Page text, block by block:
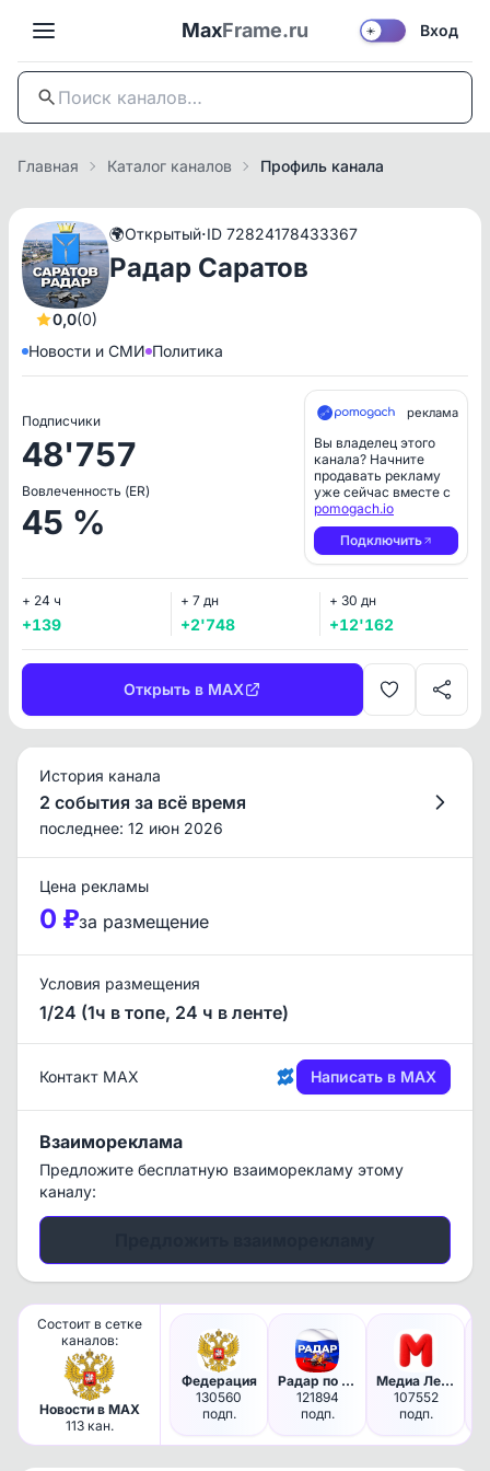
MaxFrame.ru ☀️ Вход
Главная Каталог каналов Профиль канала
0,0(0)
🌍Открытый·ID 72824178433367
Радар Саратов
Новости и СМИ Политика
Подписчики
48'757
Вовлеченность (ER)
45 %
реклама
Вы владелец этого
канала? Начните
продавать рекламу
уже сейчас вместе с
pomogach.io
Подключить
+ 24 ч
+139
+ 7 дн
+2'748
+ 30 дн
+12'162
Открыть в MAX
История канала
2 события за всё время
последнее: 12 июн 2026
Цена рекламы
0 ₽за размещение
Условия размещения
1/24 (1ч в топе, 24 ч в ленте)
Контакт MAX Написать в MAX
Взаимореклама
Предложите бесплатную взаиморекламу этому
каналу:
Состоит в сетке
каналов:
Новости в MAX
113 кан.
Федерация
130560
подп.
Радар по всей России | БПЛА, …
121894
подп.
Медиа Лента
107552
подп.